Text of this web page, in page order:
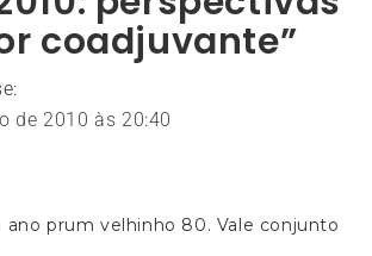
coadjuvante”
de 2010 às 20:40
ano prum velhinho 80. Vale conjunto